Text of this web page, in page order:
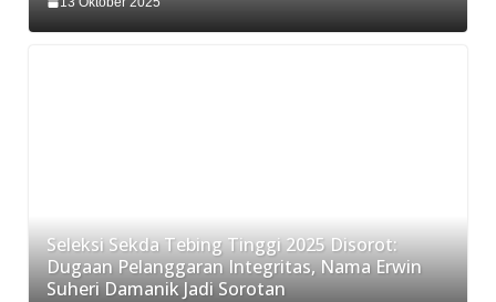
Seleksi Sekda Tebing Tinggi 2025 Disorot:
Dugaan Pelanggaran Integritas, Nama Erwin
Suheri Damanik Jadi Sorotan